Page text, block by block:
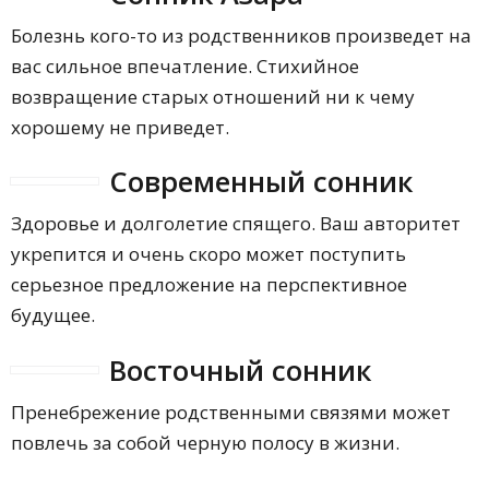
Болезнь кого-то из родственников произведет на
вас сильное впечатление. Стихийное
возвращение старых отношений ни к чему
хорошему не приведет.
Современный сонник
Здоровье и долголетие спящего. Ваш авторитет
укрепится и очень скоро может поступить
серьезное предложение на перспективное
будущее.
Восточный сонник
Пренебрежение родственными связями может
повлечь за собой черную полосу в жизни.